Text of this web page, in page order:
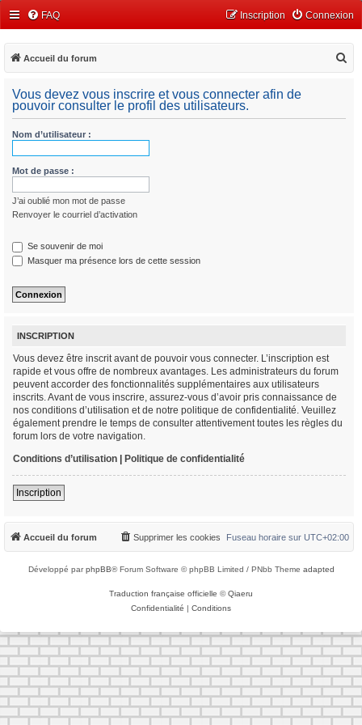
FAQ Connexion
Inscription
Accueil du forum
Vous devez vous inscrire et vous connecter afin de
pouvoir consulter le profil des utilisateurs.
Nom d’utilisateur :
Mot de passe :
J’ai oublié mon mot de passe
Renvoyer le courriel d’activation
Se souvenir de moi
Masquer ma présence lors de cette session
INSCRIPTION
Vous devez être inscrit avant de pouvoir vous connecter. L’inscription est
rapide et vous offre de nombreux avantages. Les administrateurs du forum
peuvent accorder des fonctionnalités supplémentaires aux utilisateurs
inscrits. Avant de vous inscrire, assurez-vous d’avoir pris connaissance de
nos conditions d’utilisation et de notre politique de confidentialité. Veuillez
également prendre le temps de consulter attentivement toutes les règles du
forum lors de votre navigation.
Conditions d’utilisation | Politique de confidentialité
Inscription
Accueil du forum Fuseau horaire sur UTC+02:00
Supprimer les cookies
Développé parphpBB® Forum Software © phpBB Limited / PNbb Theme adapted
Traduction française officielle ©Qiaeru
Confidentialité | Conditions